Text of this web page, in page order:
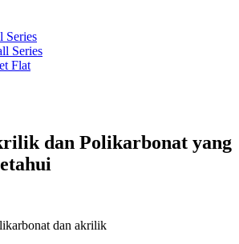
Series
Series
Flat
dan Polikarbonat yang